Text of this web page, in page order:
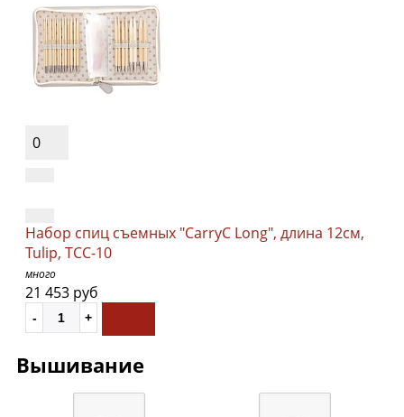
0
Набор спиц съемных "CarryC Long", длина 12см,
Tulip, TCC-10
много
21 453 руб
Вышивание